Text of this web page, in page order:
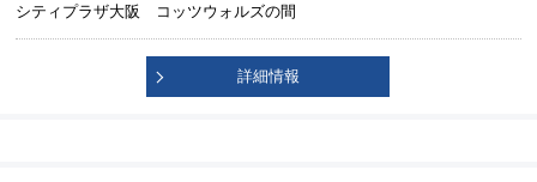
シティプラザ大阪 コッツウォルズの間
詳細情報